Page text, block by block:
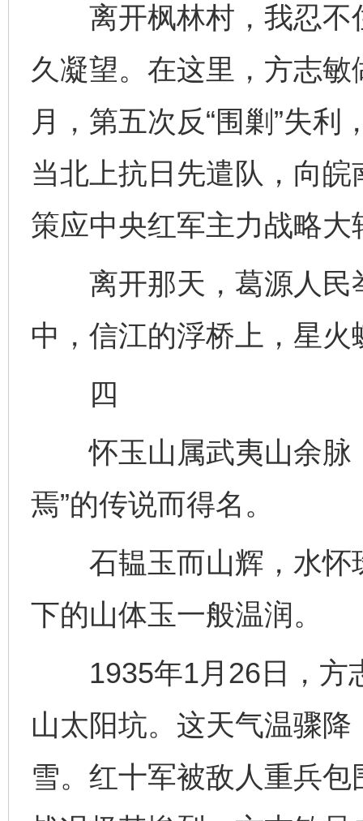
离开枫林村，我忍不
久凝望。在这里，方志
月，第五次反“围剿”失
当北上抗日先遣队，向
策应中央红军主力战略大
离开那天，葛源人民
中，信江的浮桥上，星火
四
怀玉山属武夷山余脉
焉”的传说而得名。
石韫玉而山辉，水怀
下的山体玉一般温润。
1935年1月26日，方
山太阳坑。这天气温骤
雪。红十军被敌人重兵